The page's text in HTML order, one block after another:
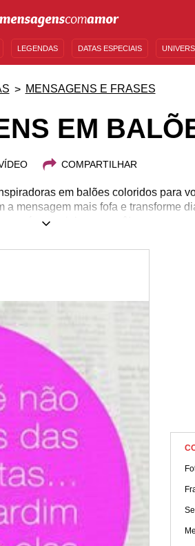
LEGENDAS DATAS ESPECIAIS
MENSAGENS E FRASES
EM
COMPARTILHAR
em balões coloridos para
mensagem mais fofa e transforme
é especial para você!